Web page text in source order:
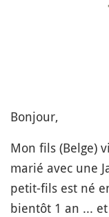
Bonjour,
Mon fils (Belge)
marié avec une
petit-fils est né
bientôt 1 an ...